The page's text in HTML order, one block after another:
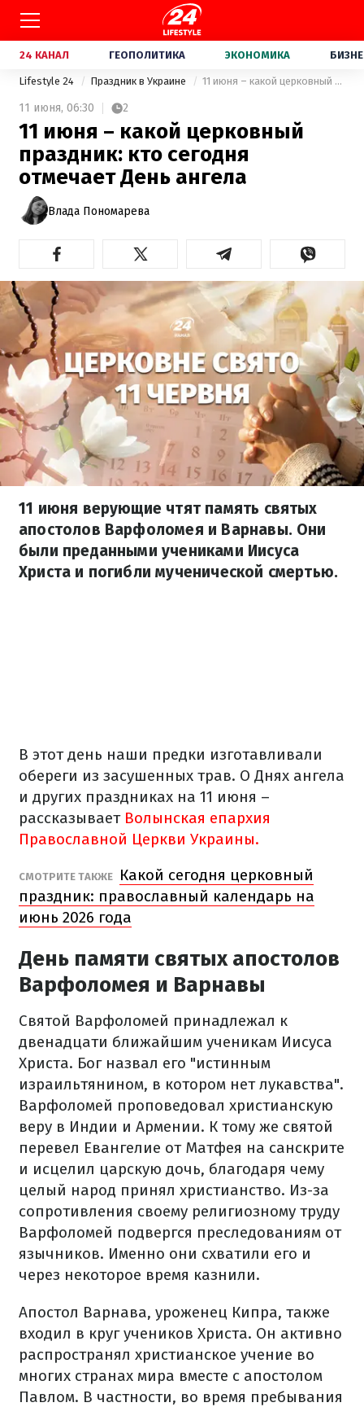
24 КАНАЛ ГЕОПОЛИТИКА ЭКОНОМИКА
Lifestyle 24 Праздник в Украине 11 июня – какой церковный праздник: кто сегодня отмечает День ангела
11 июня, 06:30 2
11 июня – какой церковный
праздник: кто сегодня
отмечает День ангела
Влада Пономарева
11 июня верующие чтят память святых
апостолов Варфоломея и Варнавы. Они
были преданными учениками Иисуса
Христа и погибли мученической смертью.
В этот день наши предки изготавливали
обереги из засушенных трав. О Днях ангела
и других праздниках на 11 июня –
рассказывает Волынская епархия
Православной Церкви Украины.
СМОТРИТЕ ТАКЖЕ
Какой сегодня церковный
праздник: православный календарь на
июнь 2026 года
День памяти святых апостолов
Варфоломея и Варнавы
Святой Варфоломей принадлежал к
двенадцати ближайшим ученикам Иисуса
Христа. Бог назвал его "истинным
израильтянином, в котором нет лукавства".
Варфоломей проповедовал христианскую
веру в Индии и Армении. К тому же святой
перевел Евангелие от Матфея на санскрите
и исцелил царскую дочь, благодаря чему
целый народ принял христианство. Из-за
сопротивления своему религиозному труду
Варфоломей подвергся преследованиям от
язычников. Именно они схватили его и
через некоторое время казнили.
Апостол Варнава, уроженец Кипра, также
входил в круг учеников Христа. Он активно
распространял христианское учение во
многих странах мира вместе с апостолом
Павлом. В частности, во время пребывания